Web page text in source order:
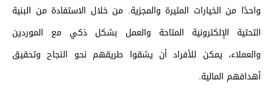
واحدًا من الخيارات المثيرة والمجزية. من خلال الاستفادة من البنية
التحتية الإلكترونية المتاحة والعمل بشكل ذكي مع الموردين
والعملاء، يمكن للأفراد أن يشقوا طريقهم نحو النجاح وتحقيق
أهدافهم المالية.